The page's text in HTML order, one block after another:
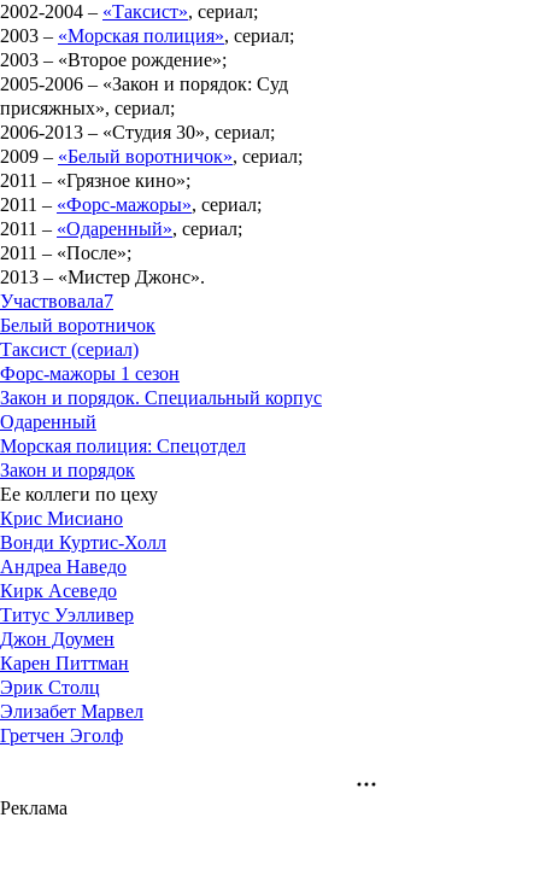
2002-2004 – «Таксист», сериал;
2003 – «Морская полиция», сериал;
2003 – «Второе рождение»;
2005-2006 – «Закон и порядок: Суд
присяжных», сериал;
2006-2013 – «Студия 30», сериал;
2009 – «Белый воротничок», сериал;
2011 – «Грязное кино»;
2011 – «Форс-мажоры», сериал;
2011 – «Одаренный», сериал;
2011 – «После»;
2013 – «Мистер Джонс».
Участвовала7
Белый воротничок
Таксист (сериал)
Форс-мажоры 1 сезон
Закон и порядок. Специальный корпус
Одаренный
Морская полиция: Спецотдел
Закон и порядок
Ее коллеги по цеху
Крис Мисиано
Вонди Куртис-Холл
Андреа Наведо
Кирк Асеведо
Титус Уэлливер
Джон Доумен
Карен Питтман
Эрик Столц
Элизабет Марвел
Гретчен Эголф
Реклама